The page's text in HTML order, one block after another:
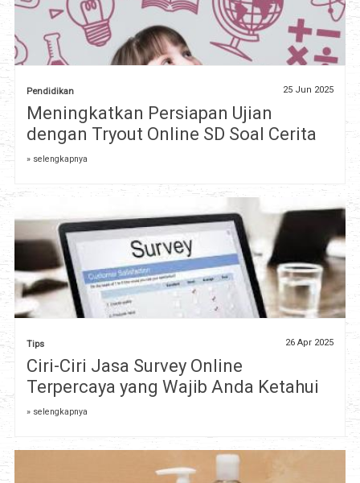
Pendidikan 25 Jun 2025
Meningkatkan Persiapan Ujian
dengan Tryout Online SD Soal Cerita
» selengkapnya
Tips 26 Apr 2025
Ciri-Ciri Jasa Survey Online
Terpercaya yang Wajib Anda Ketahui
» selengkapnya